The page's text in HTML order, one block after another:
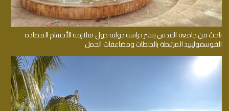
باحث من جامعة القدس ينشر دراسة دولية حول متلازمة الأجسام المضادة
للفوسفوليبيد المرتبطة بالجلطات ومضاعفات الحمل